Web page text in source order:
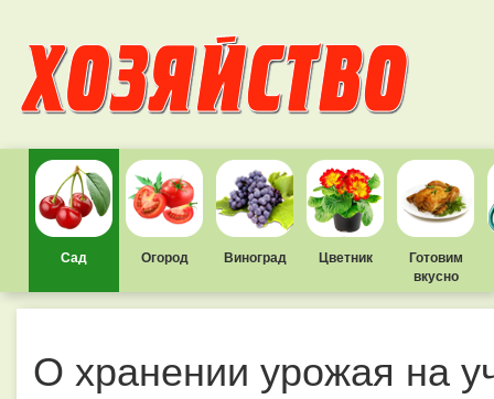
Сад Огород Виноград Цветник
Готовим
вкусно
О хранении урожая на